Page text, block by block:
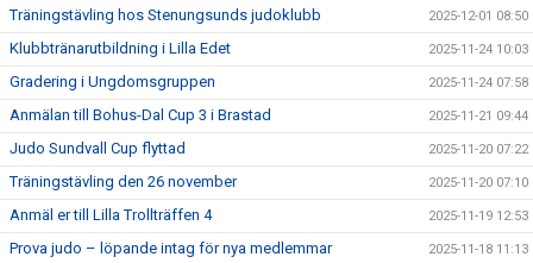
Träningstävling hos Stenungsunds judoklubb 2025-12-01 08:50
Klubbtränarutbildning i Lilla Edet 2025-11-24 10:03
Gradering i Ungdomsgruppen 2025-11-24 07:58
Anmälan till Bohus-Dal Cup 3 i Brastad 2025-11-21 09:44
Judo Sundvall Cup flyttad 2025-11-20 07:22
Träningstävling den 26 november 2025-11-20 07:10
Anmäl er till Lilla Trollträffen 4 2025-11-19 12:53
Prova judo – löpande intag för nya medlemmar 2025-11-18 11:13